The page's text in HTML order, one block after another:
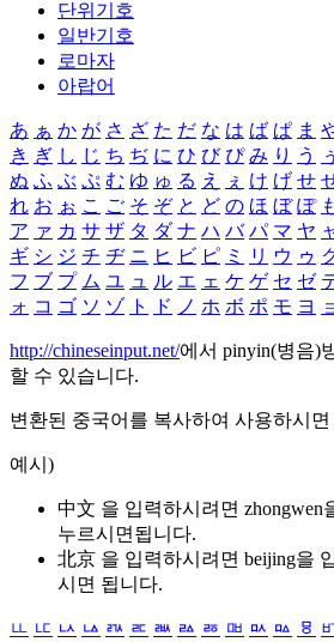
단위기호
일반기호
로마자
아랍어
あ ぁ か が さ ざ た だ な は ば ぱ ま
き ぎ し じ ち ぢ に ひ び ぴ み り う ぅ
ぬ ふ ぶ ぷ む ゆ ゅ る え ぇ け げ せ
れ お ぉ こ ご そ ぞ と ど の ほ ぼ ぽ
ア ァ カ サ ザ タ ダ ナ ハ バ パ マ ヤ
ギ シ ジ チ ヂ ニ ヒ ビ ピ ミ リ ウ ゥ
フ ブ プ ム ユ ュ ル エ ェ ケ ゲ セ ゼ
ォ コ ゴ ソ ゾ ト ド ノ ホ ボ ポ モ ヨ
http://chineseinput.net/에서 pinyin(병음)
할 수 있습니다.
변환된 중국어를 복사하여 사용하시면
예시)
中文 을 입력하시려면 zhongwen
누르시면됩니다.
北京 을 입력하시려면 beijing을
시면 됩니다.
ㅥ ㅦ ㅧ ㅨ ㅩ ㅪ ㅫ ㅬ ㅭ ㅮ ㅯ ㅰ ㅱ